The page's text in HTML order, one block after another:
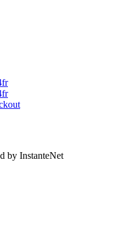
by InstanteNet